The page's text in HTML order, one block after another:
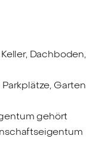
Dachboden,
Garten
gehört